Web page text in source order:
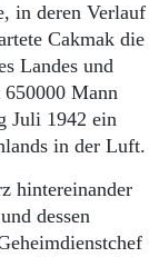
in deren Verlauf
Cakmak die
Landes und
Mann
Juli 1942 ein
in der Luft.
hintereinander
dessen